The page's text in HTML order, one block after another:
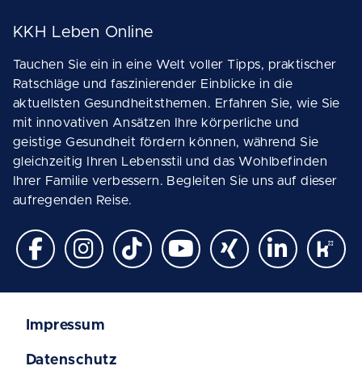
KKH Leben Online
Tauchen Sie ein in eine Welt voller Tipps, praktischer
Ratschläge und faszinierender Einblicke in die
aktuellsten Gesundheitsthemen. Erfahren Sie, wie Sie
mit innovativen Ansätzen Ihre körperliche und
geistige Gesundheit fördern können, während Sie
gleichzeitig Ihren Lebensstil und das Wohlbefinden
Ihrer Familie verbessern. Begleiten Sie uns auf dieser
aufregenden Reise.
Impressum
Datenschutz